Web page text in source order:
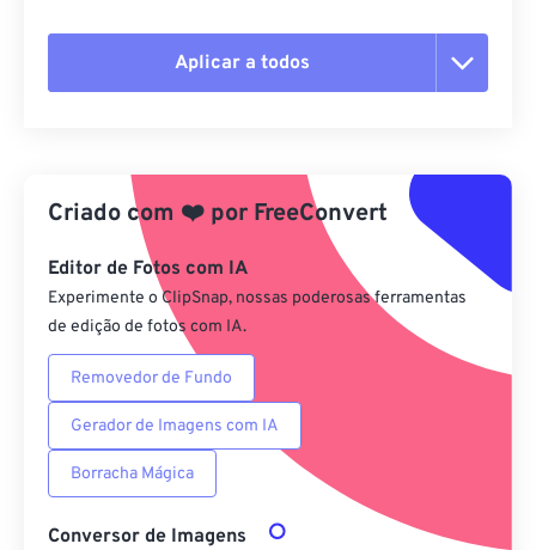
Aplicar a todos
Aplicar a partir da predefinição
Salvar como predefinição
Criado com ❤️ por FreeConvert
Editor de Fotos com IA
Experimente o ClipSnap, nossas poderosas ferramentas
de edição de fotos com IA.
Removedor de Fundo
Gerador de Imagens com IA
Borracha Mágica
Conversor de Imagens